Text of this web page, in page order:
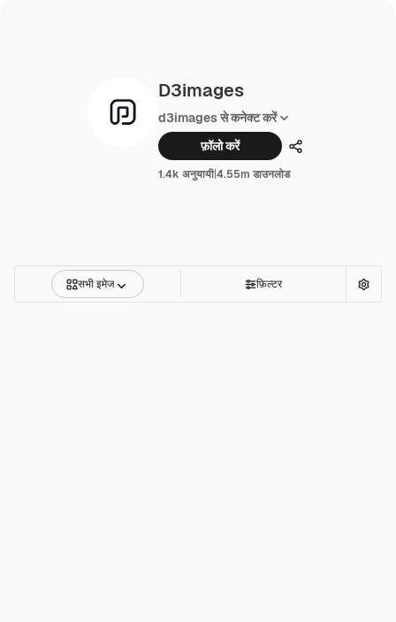
D3images
d3images से कनेक्ट करें
फ़ॉलो करें
साझा करें
1.4k अनुयायी|4.55m डाउनलोड
सभी इमेज फ़िल्टर